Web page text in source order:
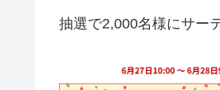
抽選で2,000名様にサー